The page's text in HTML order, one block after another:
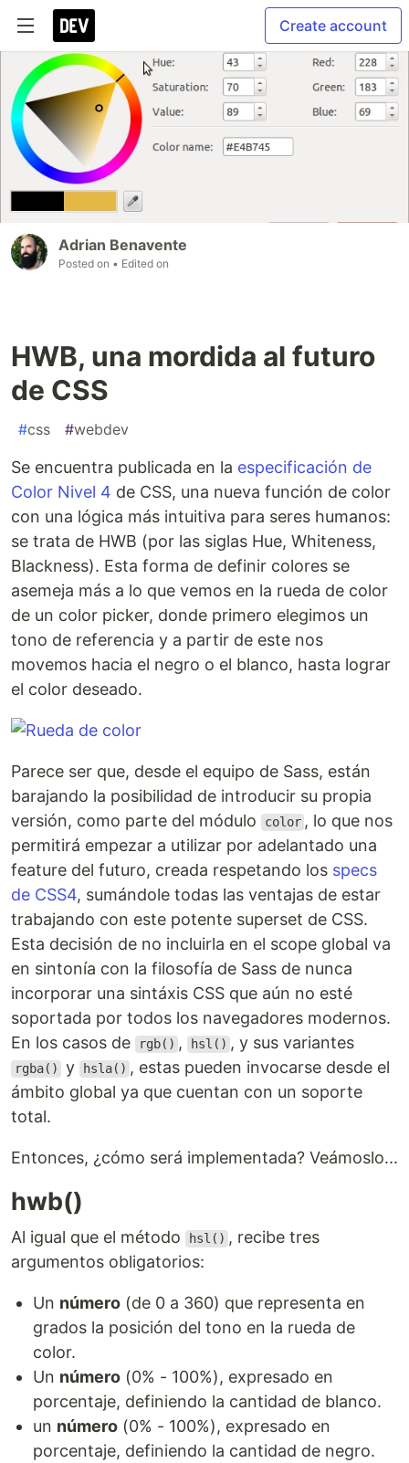
Create account
Adrian Benavente
Posted on • Edited on
HWB, una mordida al futuro
de CSS
#css #webdev
Se encuentra publicada en la especificación de
Color Nivel 4 de CSS, una nueva función de color
con una lógica más intuitiva para seres humanos:
se trata de HWB (por las siglas Hue, Whiteness,
Blackness). Esta forma de definir colores se
asemeja más a lo que vemos en la rueda de color
de un color picker, donde primero elegimos un
tono de referencia y a partir de este nos
movemos hacia el negro o el blanco, hasta lograr
el color deseado.
Parece ser que, desde el equipo de Sass, están
barajando la posibilidad de introducir su propia
versión, como parte del módulo
color , lo que nos
permitirá empezar a utilizar por adelantado una
feature del futuro, creada respetando los specs
de CSS4, sumándole todas las ventajas de estar
trabajando con este potente superset de CSS.
Esta decisión de no incluirla en el scope global va
en sintonía con la filosofía de Sass de nunca
incorporar una sintáxis CSS que aún no esté
soportada por todos los navegadores modernos.
En los casos de
rgb() , hsl() , y sus variantes
rgba() y hsla() , estas pueden invocarse desde el
ámbito global ya que cuentan con un soporte
total.
Entonces, ¿cómo será implementada? Veámoslo...
hwb()
Al igual que el método hsl() , recibe tres
argumentos obligatorios:
Un número (de 0 a 360) que representa en
grados la posición del tono en la rueda de
color.
Un número (0% - 100%), expresado en
porcentaje, definiendo la cantidad de blanco.
un número (0% - 100%), expresado en
porcentaje, definiendo la cantidad de negro.